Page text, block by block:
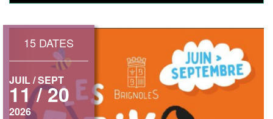
15 DATES
JUIL / SEPT
11 / 20
2026